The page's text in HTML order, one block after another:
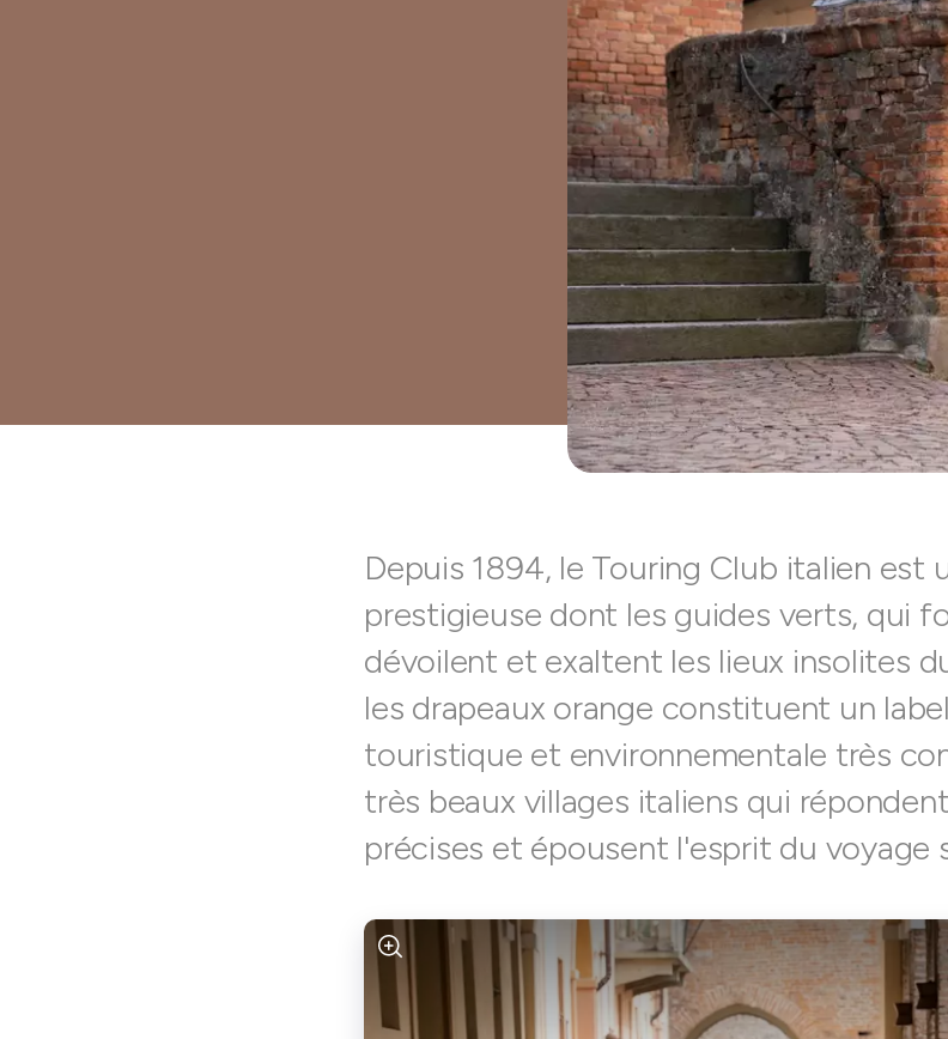
Depuis 1894, le Touring Club italien est
prestigieuse dont les guides verts, qui
dévoilent et exaltent les lieux insolites
les drapeaux orange constituent un
touristique et environnementale très
très beaux villages italiens qui
précises et épousent l'esprit du voyage